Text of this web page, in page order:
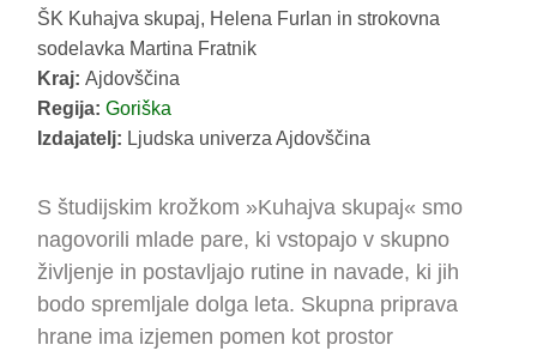
ŠK Kuhajva skupaj, Helena Furlan in strokovna
sodelavka Martina Fratnik
Kraj: Ajdovščina
Regija: Goriška
Izdajatelj: Ljudska univerza Ajdovščina
S študijskim krožkom »Kuhajva skupaj« smo
nagovorili mlade pare, ki vstopajo v skupno
življenje in postavljajo rutine in navade, ki jih
bodo spremljale dolga leta. Skupna priprava
hrane ima izjemen pomen kot prostor